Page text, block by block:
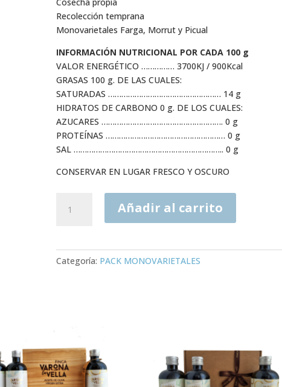
Recolección temprana
Monovarietales Farga, Morrut y Picual
INFORMACIÓN NUTRICIONAL POR CADA 100 g
VALOR ENERGÉTICO …………… 3700KJ / 900Kcal
GRASAS 100 g. DE LAS CUALES:
SATURADAS …………………………………………… 14 g
HIDRATOS DE CARBONO 0 g. DE LOS CUALES:
AZUCARES ………………………………………………. 0 g
PROTEÍNAS ……………………………………………… 0 g
SAL ………………………………………………………….. 0 g
CONSERVAR EN LUGAR FRESCO Y OSCURO
MONOVARIETALES
AOVE.
Añadir al carrito
Categoría: PACK MONOVARIETALES